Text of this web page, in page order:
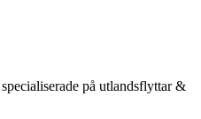
på utlandsflyttar &